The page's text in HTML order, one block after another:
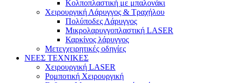
Κολποπλαστική με μπαλονάκι
Χειρουργική Λάρυγγος & Τραχήλου
Πολύποδες Λάρυγγος
Μικρολαρυγγοπλαστική LASER
Καρκίνος λάρυγγος
Μετεγχειρητικές οδηγίες
ΝΕΕΣ ΤΕΧΝΙΚΕΣ
Χειρουργική LASER
Ρομποτική Χειρουργική